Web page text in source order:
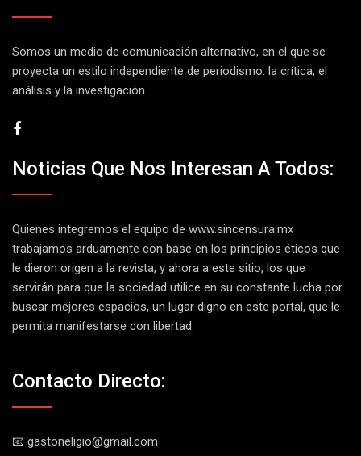
Somos un medio de comunicación alternativo, en el que se
proyecta un estilo independiente de periodismo. la crítica, el
análisis y la investigación
Noticias Que Nos Interesan A Todos:
Quienes integremos el equipo de www.sincensura.mx
trabajamos arduamente con base en los principios éticos que
le dieron origen a la revista, y ahora a este sitio, los que
servirán para que la sociedad utilice en su constante lucha por
buscar mejores espacios, un lugar digno en este portal, que le
permita manifestarse con libertad.
Contacto Directo:
📧 gastoneligio@gmail.com